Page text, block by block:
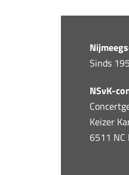
Sinds
NSvK-
Keizer
6511 NC